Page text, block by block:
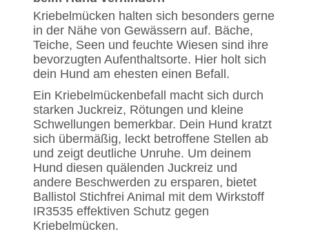
Kriebelmücken halten sich besonders gerne
in der Nähe von Gewässern auf. Bäche,
Teiche, Seen und feuchte Wiesen sind ihre
bevorzugten Aufenthaltsorte. Hier holt sich
dein Hund am ehesten einen Befall.
Ein Kriebelmückenbefall macht sich durch
starken Juckreiz, Rötungen und kleine
Schwellungen bemerkbar. Dein Hund kratzt
sich übermäßig, leckt betroffene Stellen ab
und zeigt deutliche Unruhe. Um deinem
Hund diesen quälenden Juckreiz und
andere Beschwerden zu ersparen, bietet
Ballistol Stichfrei Animal mit dem Wirkstoff
IR3535 effektiven Schutz gegen
Kriebelmücken.